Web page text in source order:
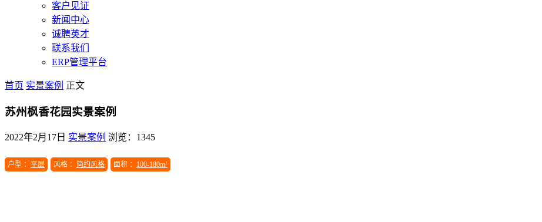
客户见证
新闻中心
诚聘英才
联系我们
ERP管理平台
首页 实景案例 正文
苏州枫香花园实景案例
2022年2月17日 实景案例 浏览：1345
户型 ： 平层 风格 ： 简约风格 面积 ： 100-180m²